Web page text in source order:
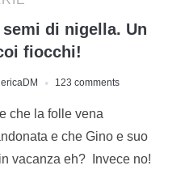
di nigella. Un
fiocchi!
123 comments
che la folle vena
e che Gino e suo
vacanza eh? Invece no!